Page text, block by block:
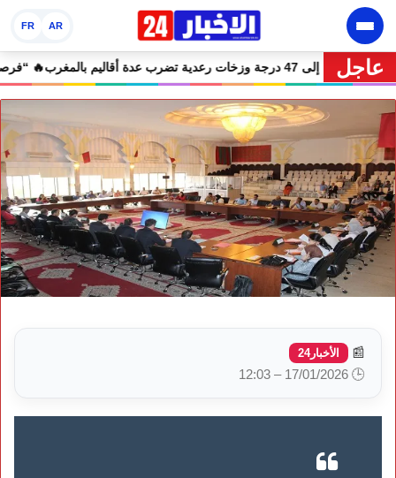
AR
FR
عاجل
🔥 نشرة إنذارية.. موجة حر تصل إلى 47 درجة وزخات رعدية تضرب عدة أقاليم بالمغرب
📰 الأخبار24
🕒 17/01/2026 – 12:03